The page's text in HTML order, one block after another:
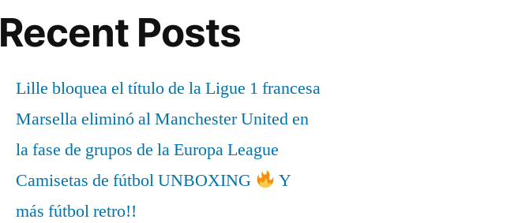
Recent Posts
Lille bloquea el título de la Ligue 1 francesa
Marsella eliminó al Manchester United en
la fase de grupos de la Europa League
Camisetas de fútbol UNBOXING
Y
más fútbol retro!!